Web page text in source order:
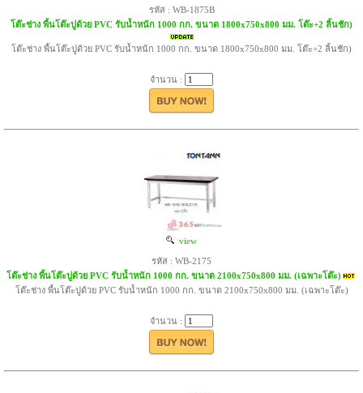
รหัส : WB-1875B
โต๊ะช่าง พื้นโต๊ะปูด้วย PVC รับน้ำหนัก 1000 กก. ขนาด 1800x750x800 มม. โต๊ะ+2 ลิ้นชัก)
โต๊ะช่าง พื้นโต๊ะปูด้วย PVC รับน้ำหนัก 1000 กก. ขนาด 1800x750x800 มม. โต๊ะ+2 ลิ้นชัก)
จำนวน :
view
รหัส : WB-2175
โต๊ะช่าง พื้นโต๊ะปูด้วย PVC รับน้ำหนัก 1000 กก. ขนาด 2100x750x800 มม. (เฉพาะโต๊ะ)
โต๊ะช่าง พื้นโต๊ะปูด้วย PVC รับน้ำหนัก 1000 กก. ขนาด 2100x750x800 มม. (เฉพาะโต๊ะ)
จำนวน :